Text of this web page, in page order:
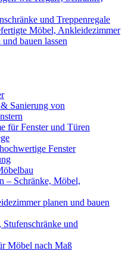
und Treppenregale
Möbel, Ankleidezimmer
bauen lassen
Sanierung von
für Fenster und Türen
Fenster
– Schränke, Möbel,
planen und bauen
Stufenschränke und
Möbel nach Maß